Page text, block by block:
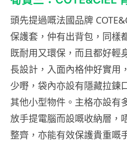
頭先提過嘅法國品牌
保護套，仲有出背包，同樣
既耐用又環保，而且都好輕
長設計，入面內格仲好實用
少嘢，袋內亦設有隱藏拉鍊
其他小型物件。主格亦設有
放手提電腦而設嘅收納層，
整齊，亦能有效保護貴重嘅